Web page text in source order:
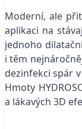
Moderní, ale
aplikaci na
jednoho
i těm
dezinfekci spár
Hmoty
a lákavých 3D